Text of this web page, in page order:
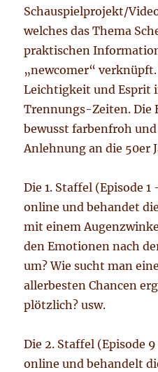
Schauspielprojekt/
welches das Thema
praktischen
„newcomer“
Leichtigkeit und Esprit
Trennungs-Zeiten. Die
bewusst farbenfroh
Anlehnung an die 50er
Die 1. Staffel (Episode
online und behandet
mit einem
den Emotionen nach
um? Wie sucht man
allerbesten Chancen
plötzlich? usw.
Die 2. Staffel (Episode
online und behandelt